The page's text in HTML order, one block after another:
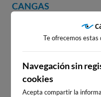
CANGAS
PREVISIÓN
Te ofrecemos estas
Navegación sin
cookies
Acepta compartir la